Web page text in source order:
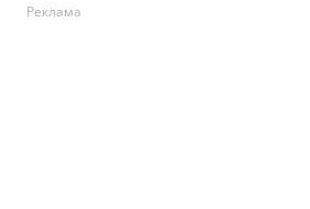
Реклама